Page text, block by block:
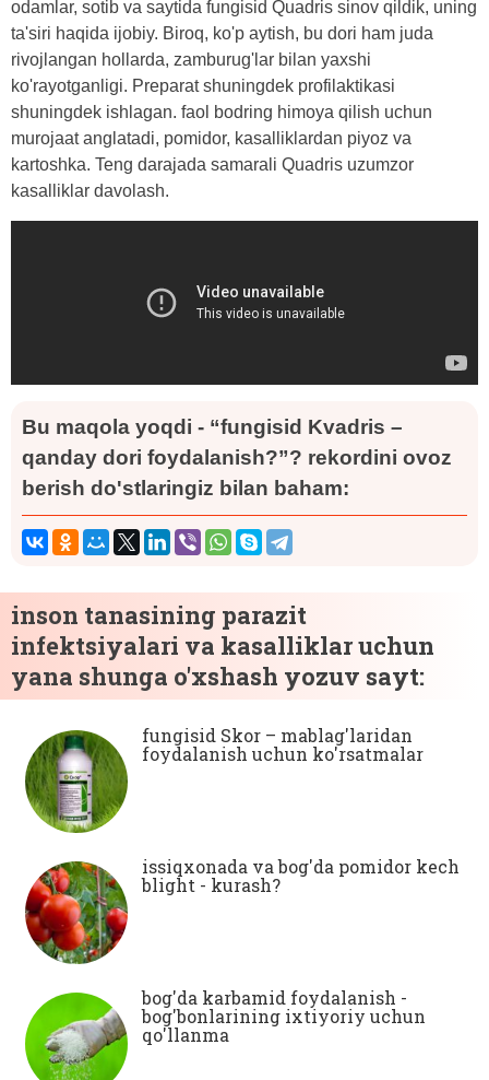
odamlar, sotib va ​​saytida fungisid Quadris sinov qildik, uning
ta'siri haqida ijobiy. Biroq, ko'p aytish, bu dori ham juda
rivojlangan hollarda, zamburug'lar bilan yaxshi
ko'rayotganligi. Preparat shuningdek profilaktikasi
shuningdek ishlagan. faol bodring himoya qilish uchun
murojaat anglatadi, pomidor, kasalliklardan piyoz va
kartoshka. Teng darajada samarali Quadris uzumzor
kasalliklar davolash.
Bu maqola yoqdi - “fungisid Kvadris –
qanday dori foydalanish?”? rekordini ovoz
berish do'stlaringiz bilan baham:
inson tanasining parazit
infektsiyalari va kasalliklar uchun
yana shunga o'xshash yozuv sayt:
fungisid Skor – mablag'laridan
foydalanish uchun ko'rsatmalar
issiqxonada va bog'da pomidor kech
blight - kurash?
bog'da karbamid foydalanish -
bog'bonlarining ixtiyoriy uchun
qo'llanma